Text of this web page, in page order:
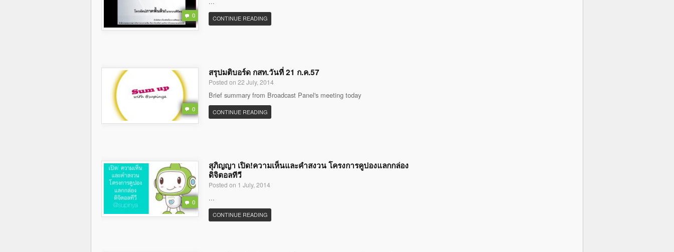
0 CONTINUE READING
0
สรุปมติบอร์ด กสท.วันที่ 21 ก.ค.57
Posted on 22 July, 2014
Brief summary from Broadcast Panel's meeting today
CONTINUE READING
0
สุภิญญา เปิด!ความเห็นและคำสงวน โครงการคูปองแลกกล่อง
ดิจิตอลทีวี
Posted on 1 July, 2014
...
CONTINUE READING